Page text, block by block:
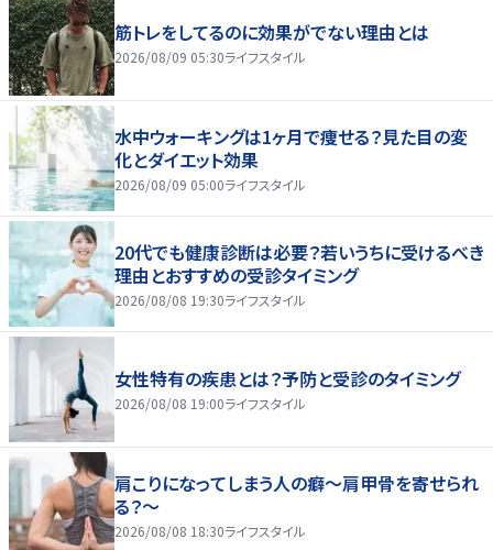
筋トレをしてるのに効果がでない理由とは
2026/08/09 05:30ライフスタイル
水中ウォーキングは1ヶ月で痩せる？見た目の変
化とダイエット効果
2026/08/09 05:00ライフスタイル
20代でも健康診断は必要？若いうちに受けるべき
理由とおすすめの受診タイミング
2026/08/08 19:30ライフスタイル
女性特有の疾患とは？予防と受診のタイミング
2026/08/08 19:00ライフスタイル
肩こりになってしまう人の癖～肩甲骨を寄せられ
る？～
2026/08/08 18:30ライフスタイル